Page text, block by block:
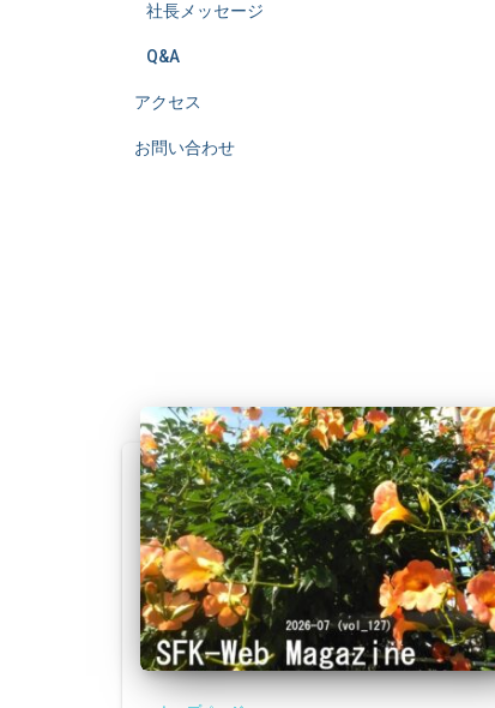
社長メッセージ
Q&A
アクセス
お問い合わせ